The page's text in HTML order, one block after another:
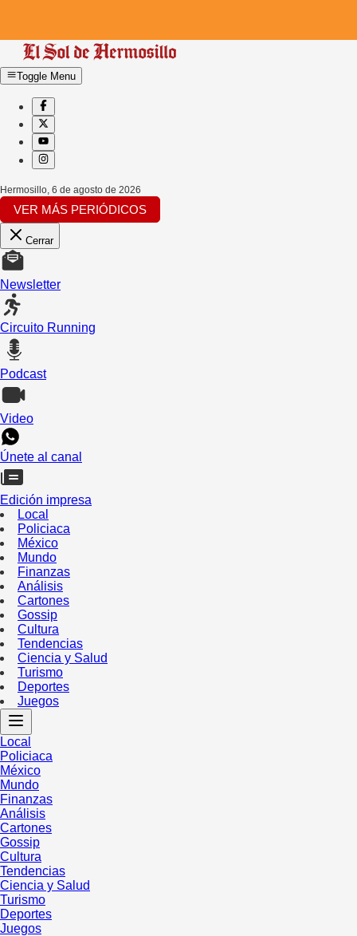
Toggle Menu
Hermosillo 6 de agosto de 2026
VER MÁS PERIÓDICOS
Cerrar
Newsletter
Circuito Running
Podcast
Video
Únete al canal
Edición impresa
Local
Policiaca
México
Mundo
Finanzas
Análisis
Cartones
Gossip
Cultura
Tendencias
Ciencia y Salud
Turismo
Deportes
Juegos
Local
Policiaca
México
Mundo
Finanzas
Análisis
Cartones
Gossip
Cultura
Tendencias
Ciencia y Salud
Turismo
Deportes
Juegos